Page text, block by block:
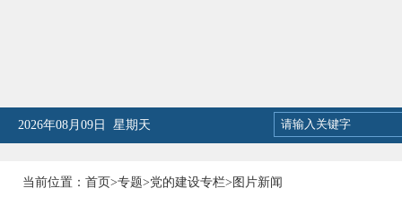
2026年08月09日 星期天
当前位置： 首页>专题>党的建设专栏> 图片新闻